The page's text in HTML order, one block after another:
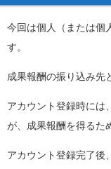
今回は個人（または個
す。
成果報酬の振り込み先
アカウント登録時には
が、成果報酬を得るた
アカウント登録完了後